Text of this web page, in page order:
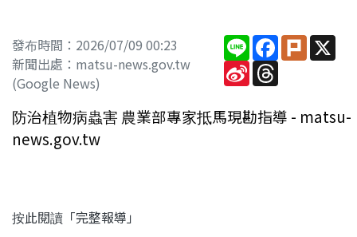
發布時間：2026/07/09 00:23
新聞出處：matsu-news.gov.tw
(Google News)
Line Facebook
Plurk
Sina
Weibo
Threads
防治植物病蟲害 農業部專家抵馬現勘指導 - matsu-
news.gov.tw
按此閱讀「完整報導」